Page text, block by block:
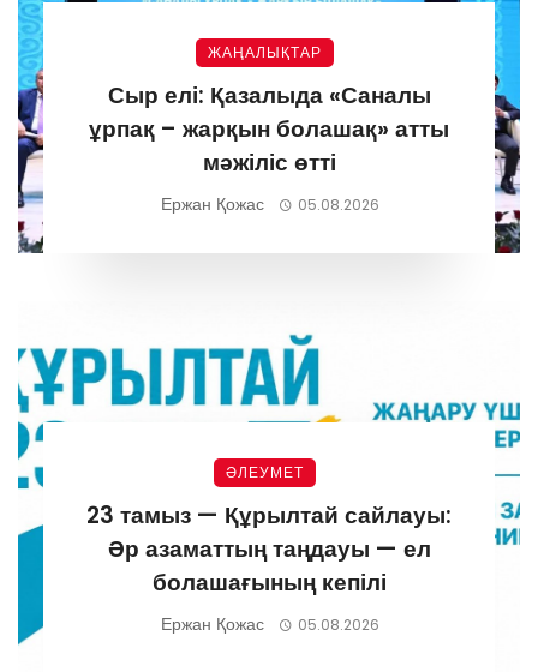
ЖАҢАЛЫҚТАР
Сыр елі: Қазалыда «Саналы
ұрпақ – жарқын болашақ» атты
мәжіліс өтті
Ержан Қожас 05.08.2026
ӘЛЕУМЕТ
23 тамыз — Құрылтай сайлауы:
Әр азаматтың таңдауы — ел
болашағының кепілі
Ержан Қожас 05.08.2026